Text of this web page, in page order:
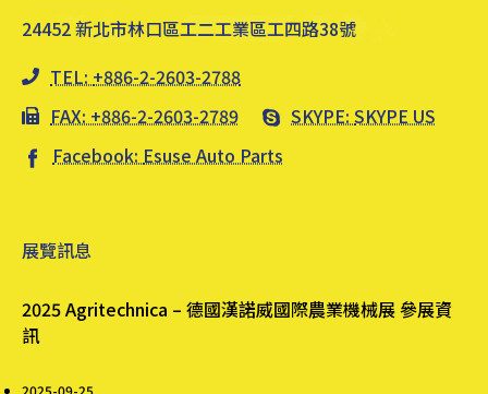
24452 新北市林口區工二工業區工四路38號
TEL: +886-2-2603-2788
FAX: +886-2-2603-2789
SKYPE: SKYPE US
Facebook: Esuse Auto Parts
展覽訊息
2025 Agritechnica – 德國漢諾威國際農業機械展 參展資
訊
2025-09-25